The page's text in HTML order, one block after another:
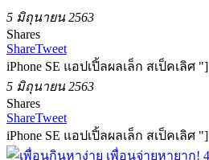
5 มิถุนายน 2563
Shares
ShareTweet
iPhone SE แอปเปิ้ลผลเล็ก สเป็คเลิศ "]
5 มิถุนายน 2563
Shares
ShareTweet
iPhone SE แอปเปิ้ลผลเล็ก สเป็คเลิศ "]